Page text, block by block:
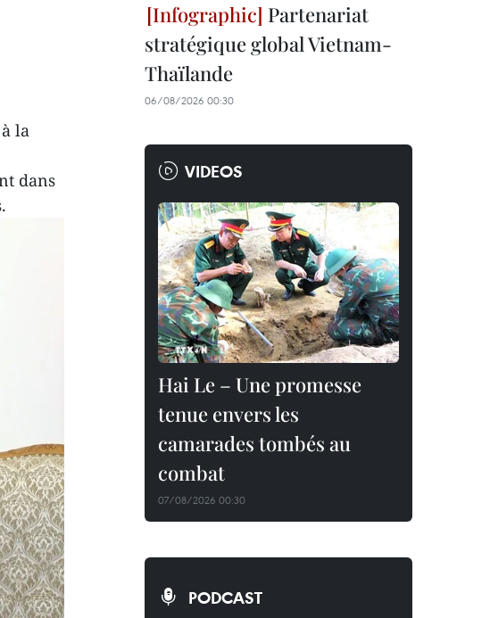
la
dans
Partenariat
stratégique global Vietnam-
Thaïlande
06/08/2026 00:30
VIDEOS
Hai Le – Une promesse
tenue envers les
camarades tombés au
combat
07/08/2026 00:30
PODCAST